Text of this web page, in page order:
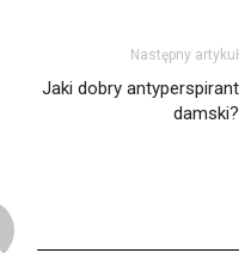
Następny artykuł
Jaki dobry antyperspirant
damski?